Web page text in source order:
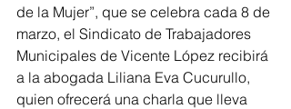
de la Mujer”, que se celebra cada 8 de
marzo, el Sindicato de Trabajadores
Municipales de Vicente López recibirá
a la abogada Liliana Eva Cucurullo,
quien ofrecerá una charla que lleva